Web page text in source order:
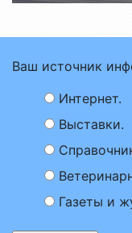
Ваш источник
Интернет.
Выставки.
Газеты и